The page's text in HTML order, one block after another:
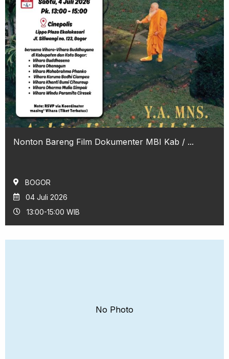
Nonton Bareng Film Dokumenter MBI Kab / ...
BOGOR
04 Juli 2026
13:00-15:00 WIB
No Photo